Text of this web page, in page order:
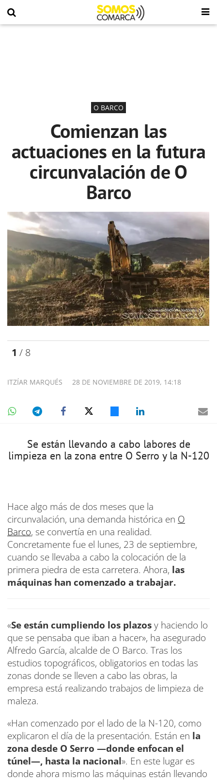
O BARCO
Comienzan las
actuaciones en la futura
circunvalación de O
Barco
1 / 8
28 DE NOVIEMBRE DE 2019, 14:18
ITZÍAR MARQUÉS
Se están llevando a cabo labores de
limpieza en la zona entre O Serro y la N-120
Hace algo más de dos meses que la
circunvalación, una demanda histórica en O
Barco, se convertía en una realidad.
Concretamente fue el lunes, 23 de septiembre,
cuando se llevaba a cabo la colocación de la
primera piedra de esta carretera. Ahora, las
máquinas han comenzado a trabajar.
«Se están cumpliendo los plazosy haciendo lo
que se pensaba que iban a hacer», ha asegurado
Alfredo García, alcalde de O Barco. Tras los
estudios topográficos, obligatorios en todas las
zonas donde se lleven a cabo las obras, la
empresa está realizando trabajos de limpieza de
maleza.
«Han comenzado por el lado de la N-120, como
explicaron el día de la presentación. Están en la
zona desde O Serro —donde enfocan el
túnel—, hasta la nacional». En este lugar es
donde ahora mismo las máquinas están llevando